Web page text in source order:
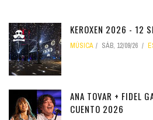
KEROXEN 2026 - 12
MÚSICA SÁB, 12/09/26
ANA TOVAR + FIDEL
CUENTO 2026